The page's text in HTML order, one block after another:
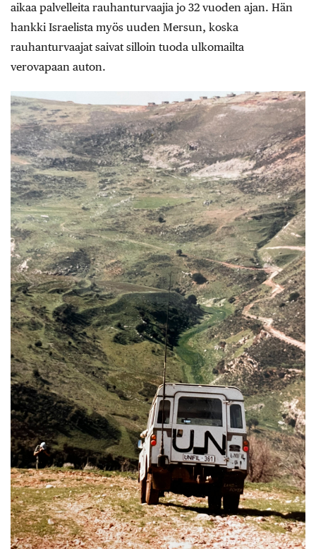
aikaa palvelleita rauhanturvaajia jo 32 vuoden ajan. Hän
hankki Israelista myös uuden Mersun, koska
rauhanturvaajat saivat silloin tuoda ulkomailta
verovapaan auton.